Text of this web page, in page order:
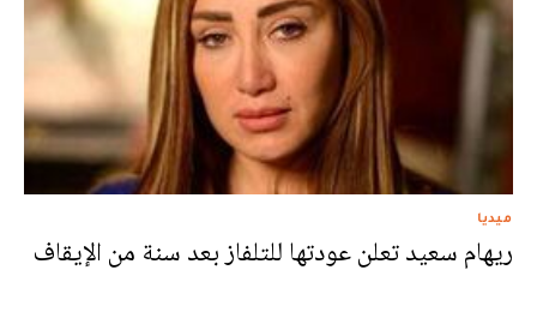
ميديا
ريهام سعيد تعلن عودتها للتلفاز بعد سنة من الإيقاف